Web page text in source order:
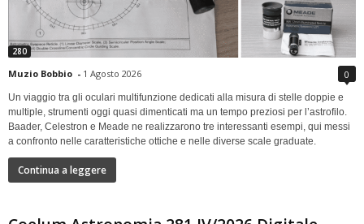
280
Muzio Bobbio - 1 Agosto 2026 0
Un viaggio tra gli oculari multifunzione dedicati alla misura di stelle doppie e
multiple, strumenti oggi quasi dimenticati ma un tempo preziosi per l’astrofilo.
Baader, Celestron e Meade ne realizzarono tre interessanti esempi, qui messi
a confronto nelle caratteristiche ottiche e nelle diverse scale graduate.
Continua a leggere